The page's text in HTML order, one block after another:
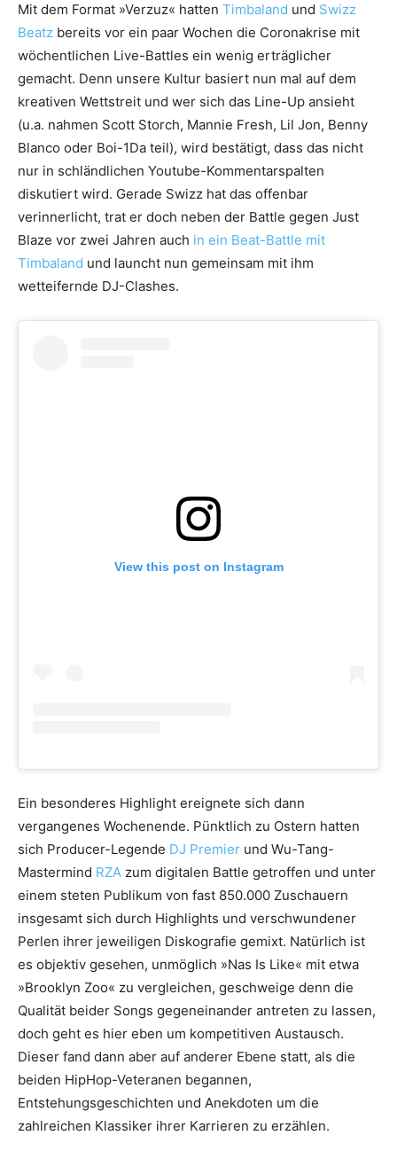
Mit dem Format »Verzuz« hatten Timbaland und Swizz
Beatz bereits vor ein paar Wochen die Coronakrise mit
wöchentlichen Live-Battles ein wenig erträglicher
gemacht. Denn unsere Kultur basiert nun mal auf dem
kreativen Wettstreit und wer sich das Line-Up ansieht
(u.a. nahmen Scott Storch, Mannie Fresh, Lil Jon, Benny
Blanco oder Boi-1Da teil), wird bestätigt, dass das nicht
nur in schländlichen Youtube-Kommentarspalten
diskutiert wird. Gerade Swizz hat das offenbar
verinnerlicht, trat er doch neben der Battle gegen Just
Blaze vor zwei Jahren auch in ein Beat-Battle mit
Timbaland und launcht nun gemeinsam mit ihm
wetteifernde DJ-Clashes.
View this post on Instagram
Ein besonderes Highlight ereignete sich dann
vergangenes Wochenende. Pünktlich zu Ostern hatten
sich Producer-Legende DJ Premier und Wu-Tang-
Mastermind RZA zum digitalen Battle getroffen und unter
einem steten Publikum von fast 850.000 Zuschauern
insgesamt sich durch Highlights und verschwundener
Perlen ihrer jeweiligen Diskografie gemixt. Natürlich ist
es objektiv gesehen, unmöglich »Nas Is Like« mit etwa
»Brooklyn Zoo« zu vergleichen, geschweige denn die
Qualität beider Songs gegeneinander antreten zu lassen,
doch geht es hier eben um kompetitiven Austausch.
Dieser fand dann aber auf anderer Ebene statt, als die
beiden HipHop-Veteranen begannen,
Entstehungsgeschichten und Anekdoten um die
zahlreichen Klassiker ihrer Karrieren zu erzählen.